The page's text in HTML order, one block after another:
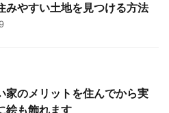
みやすい土地を見つける方法
家のメリットを住んでから実
も飾れます